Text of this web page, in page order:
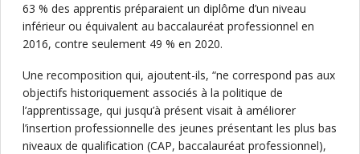
63 % des apprentis préparaient un diplôme d’un niveau
inférieur ou équivalent au baccalauréat professionnel en
2016, contre seulement 49 % en 2020.
Une recomposition qui, ajoutent-ils, “ne correspond pas aux
objectifs historiquement associés à la politique de
l’apprentissage, qui jusqu’à présent visait à améliorer
l’insertion professionnelle des jeunes présentant les plus bas
niveaux de qualification (CAP, baccalauréat professionnel),